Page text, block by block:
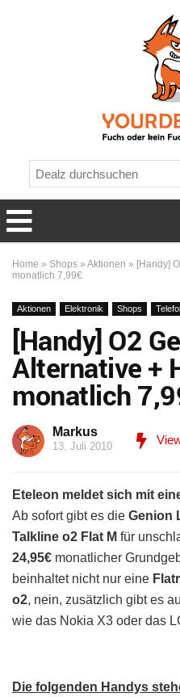
Home » Shops » Aktionen » [Handy]
monatlich 7,99€
Aktionen Elektronik Shops
[Handy] O2
Alternative +
monatlich
Markus
13. Juli 2010
Eteleon meldet sich mit
Ab sofort gibt es die Genion
Talkline o2 Flat M für
24,95€ monatlicher
beinhaltet nicht nur eine
o2, nein, zusätzlich gibt es
wie das Nokia X3 oder das
Die folgenden Handys